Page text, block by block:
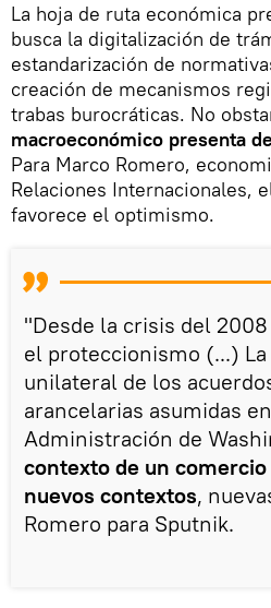
La hoja de ruta económica
busca la digitalización de
estandarización de
creación de mecanismos
trabas burocráticas. No
macroeconómico presenta
Para Marco Romero,
Relaciones Internacionales,
favorece el optimismo.
"Desde la crisis del
el proteccionismo (...)
unilateral de los
arancelarias asumidas
Administración de
contexto de un
nuevos contextos,
Romero para Sputnik.